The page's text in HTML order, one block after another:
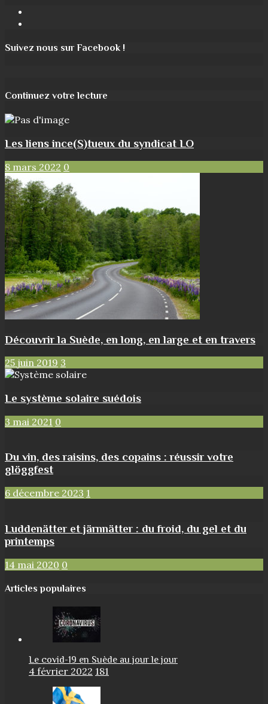
Suivez nous sur Facebook !
Continuez votre lecture
Les liens ince(S)tueux du syndicat LO
8 mars 2022 0
Découvrir la Suède, en long, en large et en travers
25 juin 2019 3
Le système solaire suédois
3 mai 2021 0
Du vin, des raisins, des copains : réussir votre
glöggfest
6 décembre 2023 1
Luddenätter et järnnätter : du froid, du gel et du
printemps
14 mai 2020 0
Articles populaires
Le covid-19 en Suède au jour le jour
4 février 2022 181